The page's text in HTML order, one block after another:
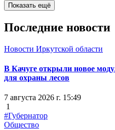
Показать ещё
Последние новости
Новости Иркутской области
В Качуге открыли новое
для охраны лесов
7 августа 2026 г. 15:49
1
#Губернатор
Общество